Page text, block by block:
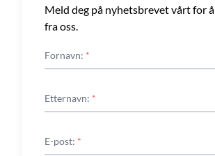
Meld deg på nyhetsbrevet vårt for
fra oss.
Fornavn: *
Etternavn: *
E-post: *